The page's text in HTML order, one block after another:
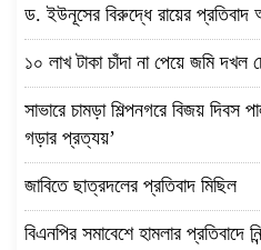
ড. ইউনূসের বিরুদ্ধে রায়ের প্রতিবাদ
১০ লাখ টাকা চাঁদা না পেয়ে জমি দখল
সাভারে চামড়া শিল্পনগরে বিজয় দিবস
গড়ার প্রত্যয়’
জাবিতে ছাত্রদলের প্রতিবাদ মিছিল
বিএনপির সমাবেশে হামলার প্রতিবাদে